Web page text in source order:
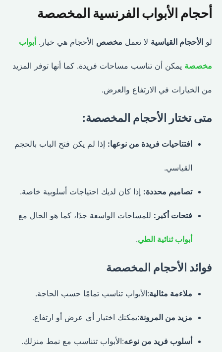
أحجام الأبواب الفرنسية المخصصة
لوالأحجام القياسيةلا تعمل مخصصالأحجام هي خيار. أبواب
مخصصةيمكن أن تناسب مساحات فريدة. كما أنها توفر المزيد
من الخيارات في الارتفاع والعرض.
متى تختار الأحجام المخصصة:
افتتاحيات فريدة من نوعها:إذا لم يكن فتح الباب بالحجم
القياسي.
تصاميم محددة:إذا كان لديك احتياجات أسلوبية خاصة.
فتحات أكبر:للمساحات الواسعة جدًا، كما هو الحال مع
أبواب ثنائية الطي.
فوائد الأحجام المخصصة
ملاءمة مثالية:الأبواب تناسب تمامًا حسب الحاجة.
مزيد من المرونة:يمكنك اختيار أي عرض أو ارتفاع.
أسلوب فريد من نوعه:الأبواب تتناسب مع نمط منزلك.